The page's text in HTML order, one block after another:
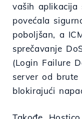
vaših
povećala
poboljšan, a
sprečavanje
(Login Failure
server od brute
blokirajući